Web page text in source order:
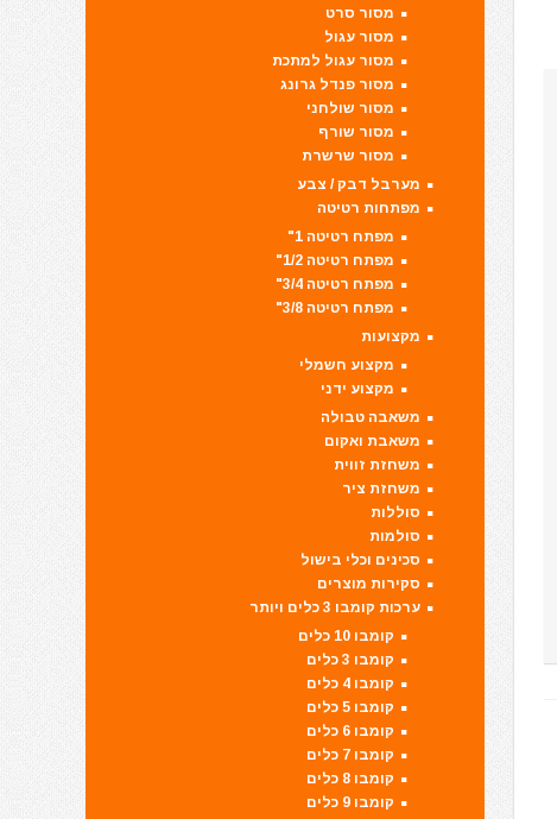
מסור סרט
מסור עגול
מסור עגול למתכת
מסור פנדל גרונג
מסור שולחני
מסור שורף
מסור שרשרת
מערבל דבק / צבע
מפתחות רטיטה
מפתח רטיטה 1"
מפתח רטיטה 1/2"
מפתח רטיטה 3/4"
מפתח רטיטה 3/8"
מקצועות
מקצוע חשמלי
מקצוע ידני
משאבה טבולה
משאבת ואקום
משחזת זווית
משחזת ציר
סוללות
סולמות
סכינים וכלי בישול
סקירות מוצרים
ערכות קומבו 3 כלים ויותר
קומבו 10 כלים
קומבו 3 כלים
קומבו 4 כלים
קומבו 5 כלים
קומבו 6 כלים
קומבו 7 כלים
קומבו 8 כלים
קומבו 9 כלים